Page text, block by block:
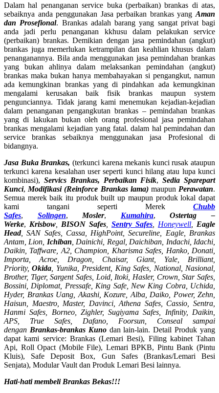
Dalam hal penanganan service buka (perbaikan) brankas di atas,
sebaiknya anda penggunakan Jasa perbaikan brankas yang Aman
dan Prosefional. Brankas adalah barang yang sangat privat bagi
anda jadi perlu penanganan kkhusu dalam pelakukan service
(perbaikan) brankas. Demikian dengan jasa pemindahan (angkut)
brankas juga memerlukan ketrampilan dan keahlian khusus dalam
penanganannya. Bila anda menggunakan jasa pemindahan brankas
yang bukan ahlinya dalam melaksankan pemindahan (angkut)
brankas maka bukan hanya membahayakan si pengangkut, namun
ada kemungkinan brankas yang di pindahkan ada kemungkinan
mengalami kerusakan baik fisik brankas maupun system
pengunciannya. Tidak jarang kami menemukan kejadian-kejadian
dalam penanganan pengangkutan brankas – pemindahan brankas
yang di lakukan bukan oleh orang profesional jasa pemindahan
brankas mengalami kejadian yang fatal. dalam hal pemindahan dan
service brankas sebaiknya menggunakan jasa Profesional di
bidangnya.
Jasa Buka Brankas, (terkunci karena mekanis kunci rusak ataupun
terkunci karena kesalahan user seperti kunci hilang atau lupa kunci
kombinasi), Servics Brankas, Perbaikan Fisik,Sedia Sparepart
Kunci, Modifikasi (Reinforce Brankas lama)maupun Perawatan.
Semua merek baik itu produk built up maupun produk lokal dapat
kami tangani seperti Merek Chubb
Safes, Solingen, Mosler, Kumahira,Ostertag –
Werke, Krisbow BISON Safes Sentry Safes Honeywell
Eagle
Head, SAN Safes, Cassa, HighPoint, Secureline, Eagle, Brankas
Antam, Lion, Ichiban , Dainichi, Regal, Daichiban, Indachi, Idachi,
Daikin, Taffware, A2, Champion, Kharisma Safes, Hanko, Donati,
Importa, Acroe, Dragon, Chaisar, Giant, Yale, Brilliant,
Priority,Okida , Yunika, President, King Safes, National, Nasional,
Brother, Tiger, Sargent Safes, Loid, Itoki, Hasler, Crown, Star Safes,
Bossini, Diplomat, Pressafe, King Safe, New King Cobra, Uchida,
Hyder, Brankas Uang, Akashi, Kozure, Alba, Daiko, Power, Zehn,
Haisun, Maestro, Master, Davinci, Athena Safes, Cassio, Sentra,
Hanmi Safes, Borneo, Zighler, Sugiyama Safes, Infinity, Daikin,
APS, True Safes, Dafano, Foorsun, Conseal sampai
dengan Brankas-brankas Kunodan lain-lain. Detail Produk yang
dapat kami service: Brankas (Lemari Besi), Filing kabinet Tahan
Api, Roll Opact (Mobile File), Lemari BPKB, Pintu Bank (Pintu
Kluis), Safe Deposit Box, Gun Safes (Brankas/Lemari Besi
Senjata), Modular Vault dan Produk Lemari Besi lainnya.
Hati-hati membeli Brankas Bekas!!!